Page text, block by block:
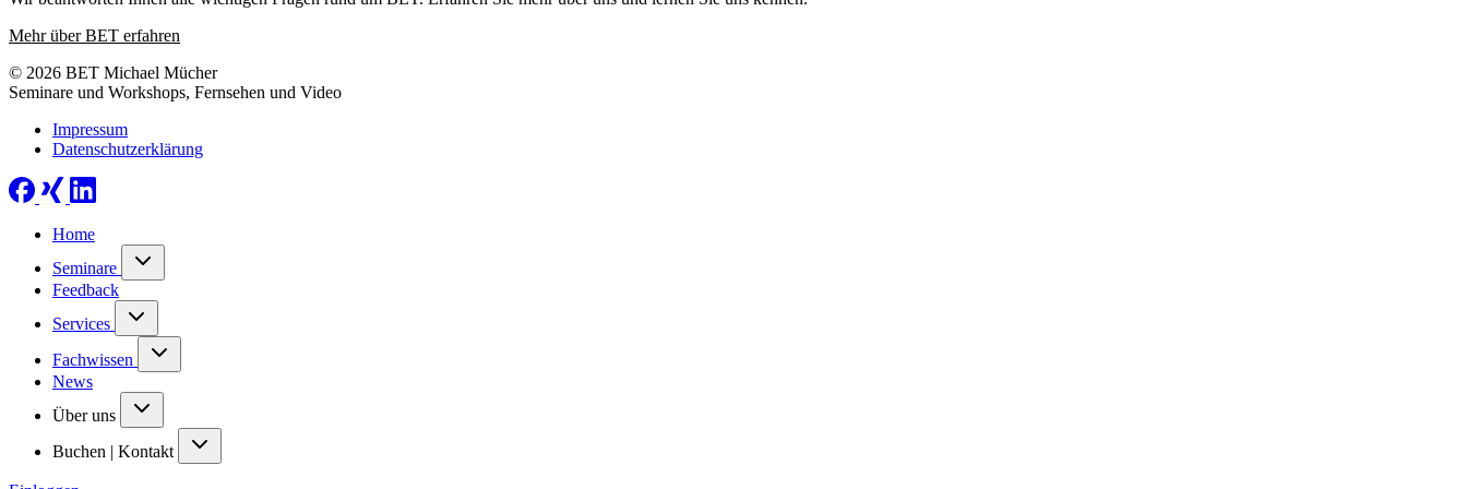
Mehr über BET erfahren
© 2026 BET Michael Mücher
Seminare und Workshops, Fernsehen und Video
Impressum
Datenschutzerklärung
Home
Seminare
Feedback
Services
Fachwissen
News
Über uns
Buchen | Kontakt